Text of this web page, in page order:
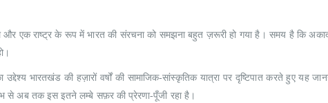
एक राष्ट्र के रूप में भारत की संरचना को समझना बहुत ज़रूरी हो गया है। समय है कि
भारतखंड की हज़ारों वर्षों की सामाजिक-सांस्कृतिक यात्रा पर दृष्टिपात करते हुए यह
से अब तक इस इतने लम्बे सफ़र की प्रेरणा-पूँजी रहा है।
Talash Olympic Swaran Ke
Understanding Dementia
Talash Olympic